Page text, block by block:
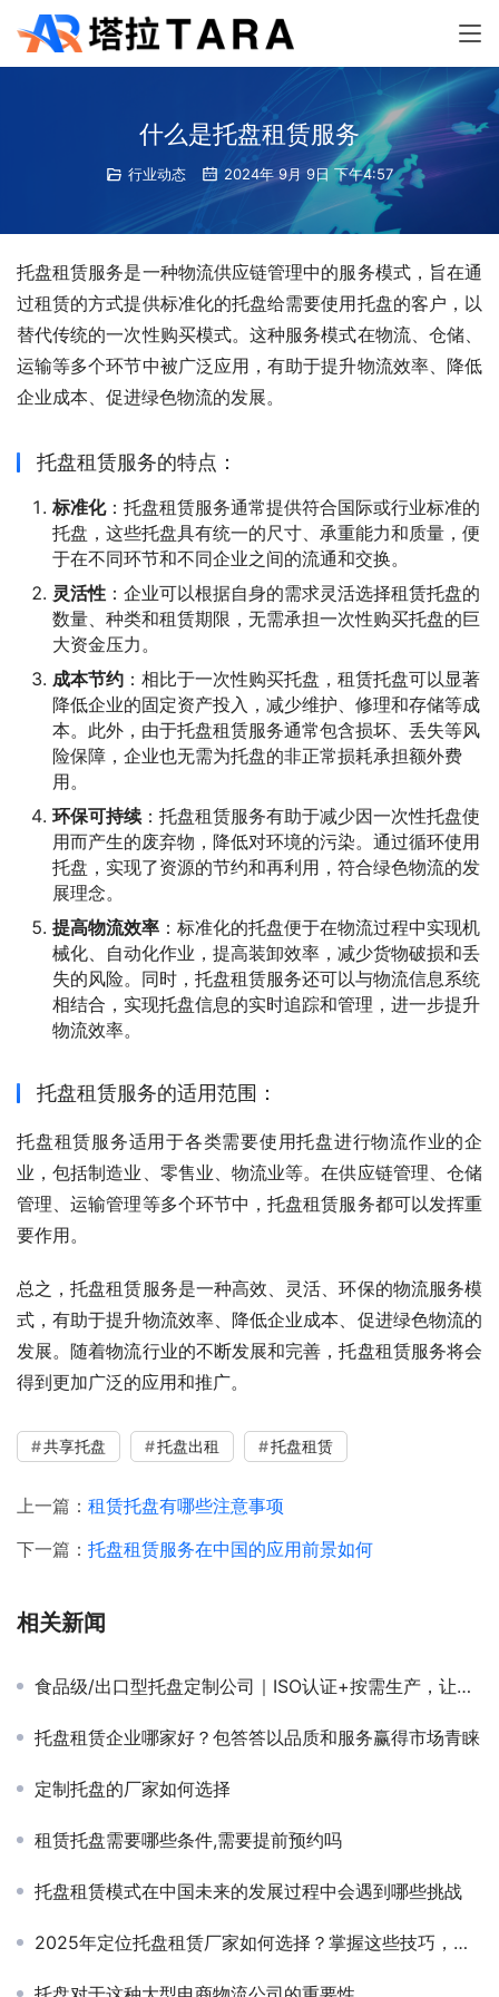
什么是托盘租赁服务
行业动态 2024年 9月 9日 下午4:57
托盘租赁服务是一种物流供应链管理中的服务模式，旨在通
过租赁的方式提供标准化的托盘给需要使用托盘的客户，以
替代传统的一次性购买模式。这种服务模式在物流、仓储、
运输等多个环节中被广泛应用，有助于提升物流效率、降低
企业成本、促进绿色物流的发展。
托盘租赁服务的特点：
标准化：托盘租赁服务通常提供符合国际或行业标准的
托盘，这些托盘具有统一的尺寸、承重能力和质量，便
于在不同环节和不同企业之间的流通和交换。
灵活性 ：企业可以根据自身的需求灵活选择租赁托盘的
数量、种类和租赁期限，无需承担一次性购买托盘的巨
大资金压力。
成本节约 ：相比于一次性购买托盘，租赁托盘可以显著
降低企业的固定资产投入，减少维护、修理和存储等成
本。此外，由于托盘租赁服务通常包含损坏、丢失等风
险保障，企业也无需为托盘的非正常损耗承担额外费
用。
环保可持续：托盘租赁服务有助于减少因一次性托盘使
用而产生的废弃物，降低对环境的污染。通过循环使用
托盘，实现了资源的节约和再利用，符合绿色物流的发
展理念。
提高物流效率 ：标准化的托盘便于在物流过程中实现机
械化、自动化作业，提高装卸效率，减少货物破损和丢
失的风险。同时，托盘租赁服务还可以与物流信息系统
相结合，实现托盘信息的实时追踪和管理，进一步提升
物流效率。
托盘租赁服务的适用范围：
托盘租赁服务适用于各类需要使用托盘进行物流作业的企
业，包括制造业、零售业、物流业等。在供应链管理、仓储
管理、运输管理等多个环节中，托盘租赁服务都可以发挥重
要作用。
总之，托盘租赁服务是一种高效、灵活、环保的物流服务模
式，有助于提升物流效率、降低企业成本、促进绿色物流的
发展。随着物流行业的不断发展和完善，托盘租赁服务将会
得到更加广泛的应用和推广。
共享托盘 托盘出租 托盘租赁
上一篇： 租赁托盘有哪些注意事项
下一篇： 托盘租赁服务在中国的应用前景如何
相关新闻
食品级/出口型托盘定制公司｜ISO认证+按需生产，让货物通行全球无碍！
托盘租赁企业哪家好？包答答以品质和服务赢得市场青睐
定制托盘的厂家如何选择
租赁托盘需要哪些条件,需要提前预约吗
托盘租赁模式在中国未来的发展过程中会遇到哪些挑战
2025年定位托盘租赁厂家如何选择？掌握这些技巧，轻松找到最佳合作伙伴！